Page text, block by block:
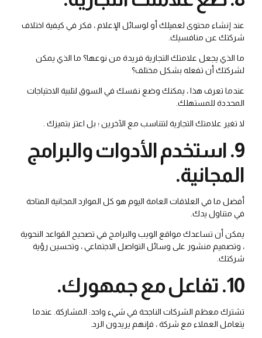
عند إنشاء محتوى لعميلك أو لوسائل الإعلام ، فكر في كيفية اختلاف
شركتك عن منافسيك.
ما الذي يجعل علامتك التجارية فريدة من نوعها؟ ما الذي يمكن
لشركتك أن تفعله بشكل مختلف؟
عندما تعرف هذا ، يمكنك وضع نفسك في السوق لتلبية الاحتياجات
المحددة للمستهلك.
لا تغير علامتك التجارية لتتناسب مع الآخرين ؛ بل اعتز بتميزك .
9. استخدم الأدوات والبرامج
المجانية.
أفضل ما في العلاقات العامة اليوم هو كل الموارد المجانية المتاحة
في متناول يدك.
يمكن أن تساعدك مواقع الويب والبرامج في تصحيح القواعد النحوية
، وتصميم منشور على وسائل التواصل الاجتماعي ، وتحسين رؤية
شركتك.
10. تفاعل مع جمهورك.
تشترك معظم الشركات الناجحة في شيء واحد: المشاركة. عندما
يتعامل العملاء مع شركة ، فإنهم يريدون الرد.